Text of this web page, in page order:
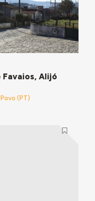
Favaios, Alijó
(PT)